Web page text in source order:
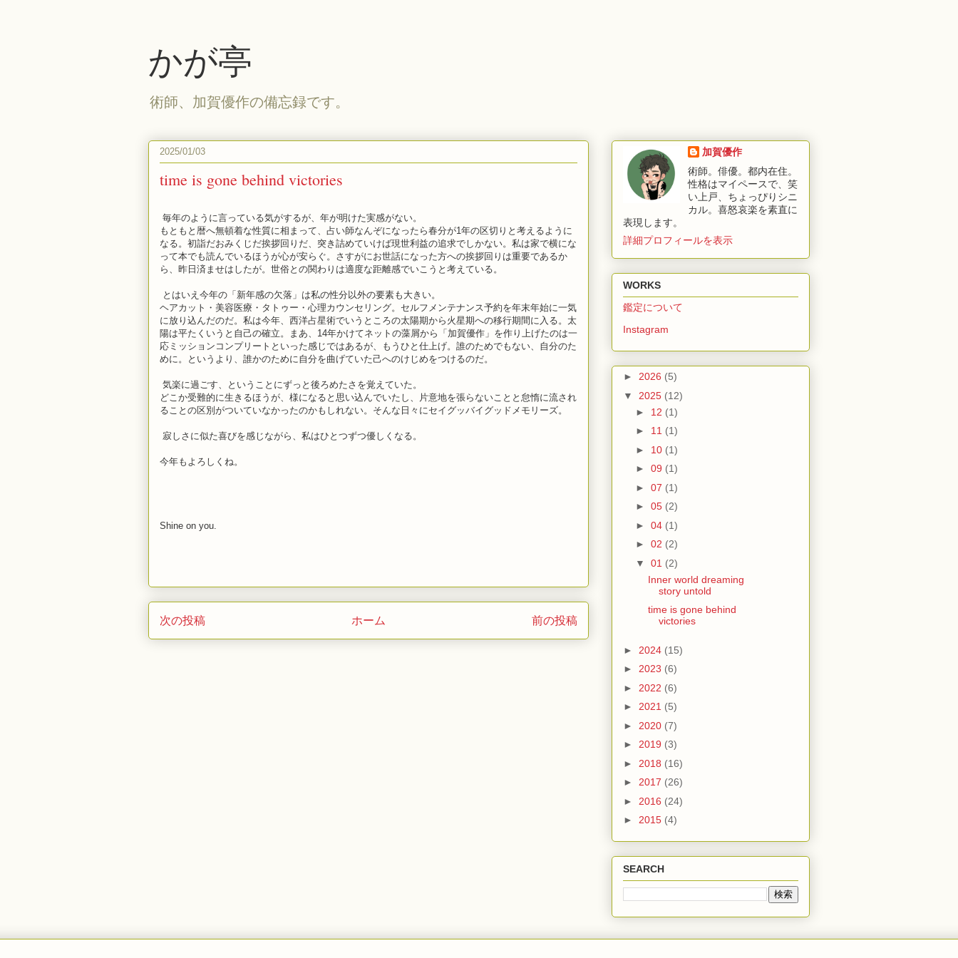
かが亭
術師、加賀優作の備忘録です。
2025/01/03
time is gone behind victories
毎年のように言っている気がするが、年が明けた実感がない。
もともと暦へ無頓着な性質に相まって、占い師なんぞになったら春分が1年の区切りと考えるように
なる。初詣だおみくじだ挨拶回りだ、突き詰めていけば現世利益の追求でしかない。私は家で横にな
って本でも読んでいるほうが心が安らぐ。さすがにお世話になった方への挨拶回りは重要であるか
ら、昨日済ませはしたが。世俗との関わりは適度な距離感でいこうと考えている。
とはいえ今年の「新年感の欠落」は私の性分以外の要素も大きい。
ヘアカット・美容医療・タトゥー・心理カウンセリング。セルフメンテナンス予約を年末年始に一気
に放り込んだのだ。私は今年、西洋占星術でいうところの太陽期から火星期への移行期間に入る。太
陽は平たくいうと自己の確立。まあ、14年かけてネットの藻屑から「加賀優作」を作り上げたのは一
応ミッションコンプリートといった感じではあるが、もうひと仕上げ。誰のためでもない、自分のた
めに。というより、誰かのために自分を曲げていた己へのけじめをつけるのだ。
気楽に過ごす、ということにずっと後ろめたさを覚えていた。
どこか受難的に生きるほうが、様になると思い込んでいたし、片意地を張らないことと怠惰に流され
ることの区別がついていなかったのかもしれない。そんな日々にセイグッバイグッドメモリーズ。
寂しさに似た喜びを感じながら、私はひとつずつ優しくなる。
今年もよろしくね。
Shine on you.
次の投稿 前の投稿
ホーム
加賀優作
術師。俳優。都内在住。
性格はマイペースで、笑
い上戸、ちょっぴりシニ
カル。喜怒哀楽を素直に
表現します。
詳細プロフィールを表示
WORKS
鑑定について
Instagram
► 2026 (5)
▼ 2025 (12)
► 12 (1)
► 11 (1)
► 10 (1)
► 09 (1)
► 07 (1)
► 05 (2)
► 04 (1)
► 02 (2)
▼ 01 (2)
Inner world dreaming
story untold
time is gone behind
victories
► 2024 (15)
► 2023 (6)
► 2022 (6)
► 2021 (5)
► 2020 (7)
► 2019 (3)
► 2018 (16)
► 2017 (26)
► 2016 (24)
► 2015 (4)
SEARCH